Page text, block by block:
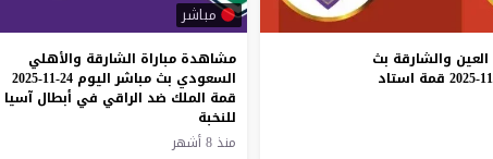
العين والشارقة بث
قمة استاد
مباشر
مشاهدة مباراة الشارقة والأهلي
السعودي بث مباشر اليوم 24-11-2025
قمة الملك ضد الراقي في أبطال آسيا
للنخبة
منذ 8 أشهر